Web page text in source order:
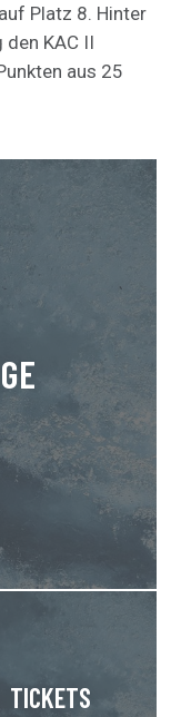
Platz 8. Hinter
KAC II
aus 25
TICKETS